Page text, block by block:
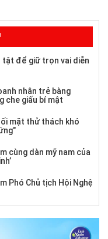
tật để giữ trọn vai diễn
nhân trẻ bàng
che giấu bí mật
mặt thử thách khó
cùng dàn mỹ nam của
Phó Chủ tịch Hội Nghệ